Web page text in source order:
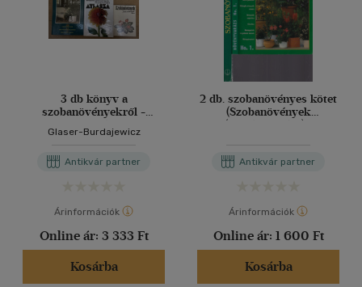
3 db könyv a
szobanövényekről -
Dísznövények
kártevőinek atlasza,
Glaser-Burdajewicz
Antikvár partner
Árinformációk
Online ár: 3 333 Ft
Kosárba
2 db. szobanövényes kötet
(Szobanövények
(Növényvarázs) +
Antikvár partner
Árinformációk
Online ár: 1 600 Ft
Kosárba